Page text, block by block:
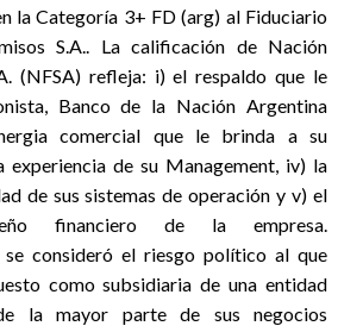
la Categoría 3+ FD (arg) al Fiduciario
S.A.. La calificación de Nación
(NFSA) refleja: i) el respaldo que le
Banco de la Nación Argentina
comercial que le brinda a su
experiencia de su Management, iv) la
de sus sistemas de operación y v) el
financiero de la empresa.
se consideró el riesgo político al que
como subsidiaria de una entidad
la mayor parte de sus negocios